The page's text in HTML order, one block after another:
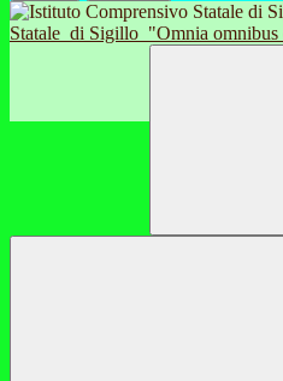
Statale di Sigillo "Omnia